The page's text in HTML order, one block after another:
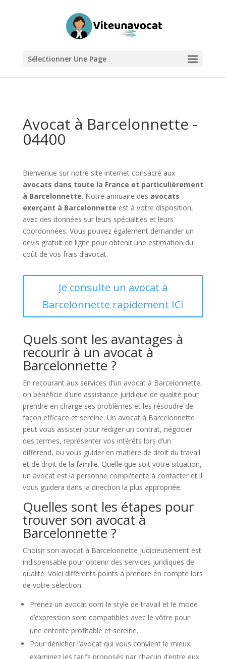
Sélectionner Une Page
Avocat à Barcelonnette -
04400
Bienvenue sur notre site internet consacré aux
avocats dans toute la France et particulièrement
à Barcelonnette. Notre annuaire des avocats
exerçant à Barcelonnette est à votre disposition,
avec des données sur leurs spécialités et leurs
coordonnées. Vous pouvez également demander un
devis gratuit en ligne pour obtenir une estimation du
coût de vos frais d’avocat.
Je consulte un avocat à
Barcelonnette rapidement ICI
Quels sont les avantages à
recourir à un avocat à
Barcelonnette ?
En recourant aux services d’un avocat à Barcelonnette,
on bénéficie d’une assistance juridique de qualité pour
prendre en charge ses problèmes et les résoudre de
façon efficace et sereine. Un avocat à Barcelonnette
peut vous assister pour rédiger un contrat, négocier
des termes, représenter vos intérêts lors d’un
différend, ou vous guider en matière de droit du travail
et de droit de la famille. Quelle que soit votre situation,
un avocat est la personne compétente à contacter et il
vous guidera dans la direction la plus appropriée.
Quelles sont les étapes pour
trouver son avocat à
Barcelonnette ?
Choisir son avocat à Barcelonnette judicieusement est
indispensable pour obtenir des services juridiques de
qualité. Voici différents points à prendre en compte lors
de votre sélection :
Prenez un avocat dont le style de travail et le mode
d’expression sont compatibles avec le vôtre pour
une entente profitable et sereine.
Pour dénicher l’avocat qui vous convient le mieux,
examinez les tarifs proposés par chacun d’entre eux.